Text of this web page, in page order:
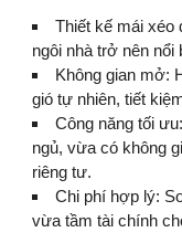
Thiết kế mái xéo
ngôi nhà trở nên nổi
Không gian mở:
gió tự nhiên, tiết
Công năng tối
ngủ, vừa có không
riêng tư.
Chi phí hợp lý:
vừa tầm tài chính